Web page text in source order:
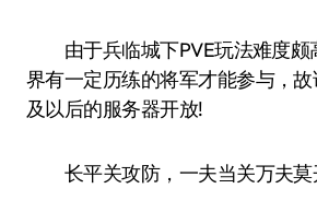
由于兵临城下PVE玩法难度颇
界有一定历练的将军才能参与，
及以后的服务器开放!
长平关攻防，一夫当关万夫莫